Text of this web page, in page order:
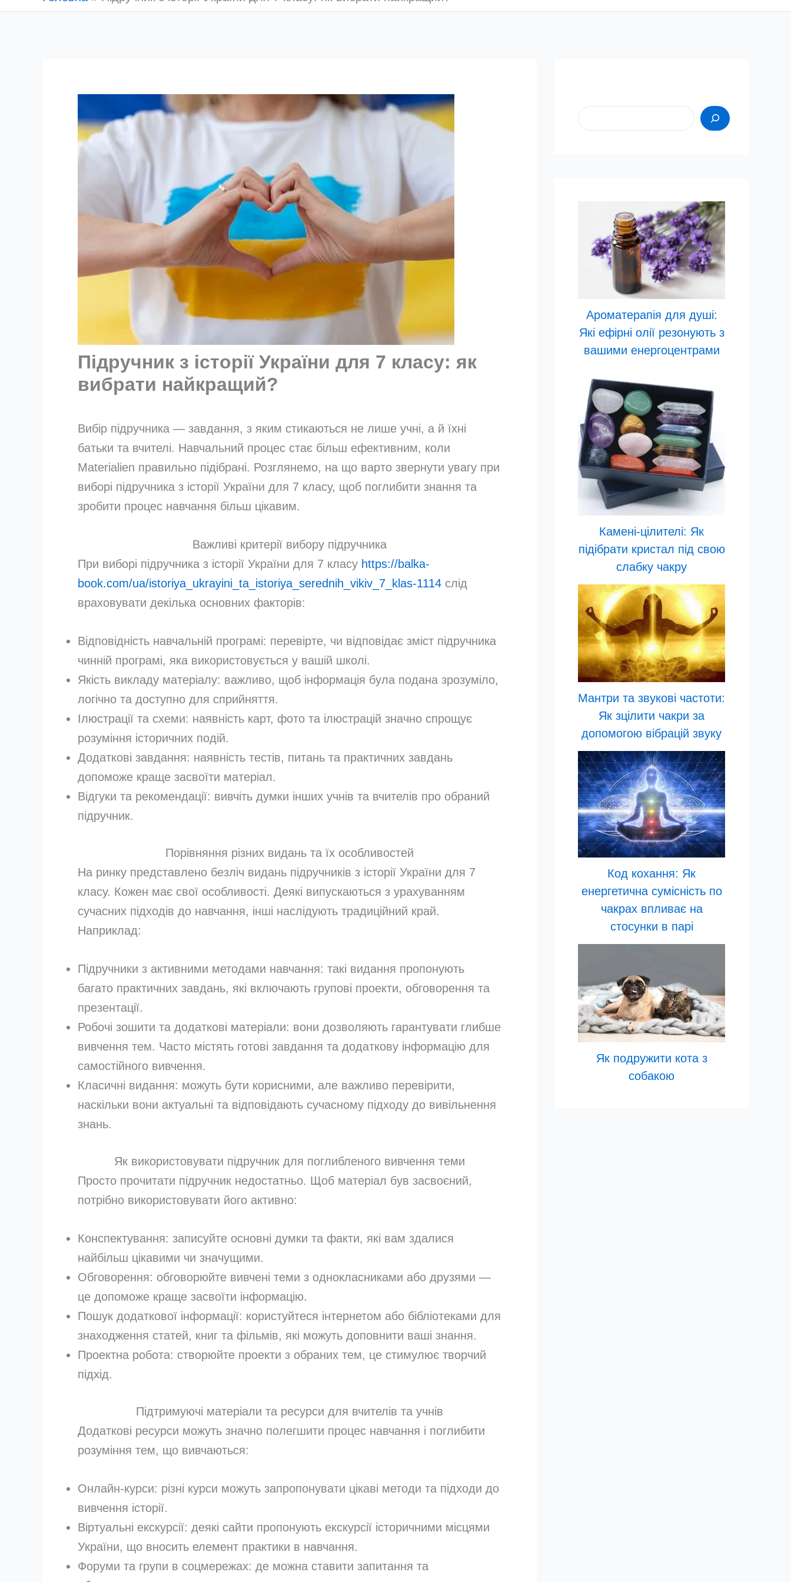
Підручник з історії України для 7 класу: як
вибрати найкращий?
Вибір підручника — завдання, з яким стикаються не лише учні, а й їхні
батьки та вчителі. Навчальний процес стає більш ефективним, коли
Materialien правильно підібрані. Розглянемо, на що варто звернути увагу при
виборі підручника з історії України для 7 класу, щоб поглибити знання та
зробити процес навчання більш цікавим.
Важливі критерії вибору підручника
При виборі підручника з історії України для 7 класу https://balka-
book.com/ua/istoriya_ukrayini_ta_istoriya_serednih_vikiv_7_klas-1114 слід
враховувати декілька основних факторів:
Відповідність навчальній програмі: перевірте, чи відповідає зміст підручника
чинній програмі, яка використовується у вашій школі.
Якість викладу матеріалу: важливо, щоб інформація була подана зрозуміло,
логічно та доступно для сприйняття.
Ілюстрації та схеми: наявність карт, фото та ілюстрацій значно спрощує
розуміння історичних подій.
Додаткові завдання: наявність тестів, питань та практичних завдань
допоможе краще засвоїти матеріал.
Відгуки та рекомендації: вивчіть думки інших учнів та вчителів про обраний
підручник.
Порівняння різних видань та їх особливостей
На ринку представлено безліч видань підручників з історії України для 7
класу. Кожен має свої особливості. Деякі випускаються з урахуванням
сучасних підходів до навчання, інші наслідують традиційний край.
Наприклад:
Підручники з активними методами навчання: такі видання пропонують
багато практичних завдань, які включають групові проекти, обговорення та
презентації.
Робочі зошити та додаткові матеріали: вони дозволяють гарантувати глибше
вивчення тем. Часто містять готові завдання та додаткову інформацію для
самостійного вивчення.
Класичні видання: можуть бути корисними, але важливо перевірити,
наскільки вони актуальні та відповідають сучасному підходу до вивільнення
знань.
Як використовувати підручник для поглибленого вивчення теми
Просто прочитати підручник недостатньо. Щоб матеріал був засвоєний,
потрібно використовувати його активно:
Конспектування: записуйте основні думки та факти, які вам здалися
найбільш цікавими чи значущими.
Обговорення: обговорюйте вивчені теми з однокласниками або друзями —
це допоможе краще засвоїти інформацію.
Пошук додаткової інформації: користуйтеся інтернетом або бібліотеками для
знаходження статей, книг та фільмів, які можуть доповнити ваші знання.
Проектна робота: створюйте проекти з обраних тем, це стимулює творчий
підхід.
Підтримуючі матеріали та ресурси для вчителів та учнів
Додаткові ресурси можуть значно полегшити процес навчання і поглибити
розуміння тем, що вивчаються:
Онлайн-курси: різні курси можуть запропонувати цікаві методи та підходи до
вивчення історії.
Віртуальні екскурсії: деякі сайти пропонують екскурсії історичними місцями
України, що вносить елемент практики в навчання.
Форуми та групи в соцмережах: де можна ставити запитання та
Ароматерапія для душі:
Які ефірні олії резонують з
вашими енергоцентрами
Камені-цілителі: Як
підібрати кристал під свою
слабку чакру
Мантри та звукові частоти:
Як зцілити чакри за
допомогою вібрацій звуку
Код кохання: Як
енергетична сумісність по
чакрах впливає на
стосунки в парі
Як подружити кота з
собакою